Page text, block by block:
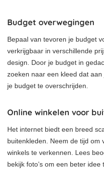
Budget overwegingen
Bepaal van tevoren je budget
verkrijgbaar in verschillende
design. Door je budget in
zoeken naar een kleed dat
je budget te overschrijden.
Online winkelen voor
Het internet biedt een breed
buitenkleden. Neem de tijd om
winkels te verkennen. Lees
bekijk foto’s om een beter